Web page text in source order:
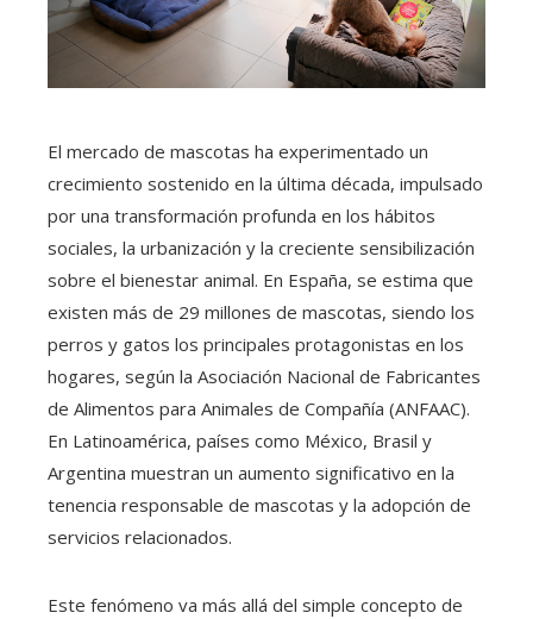
El mercado de mascotas ha experimentado un
crecimiento sostenido en la última década, impulsado
por una transformación profunda en los hábitos
sociales, la urbanización y la creciente sensibilización
sobre el bienestar animal. En España, se estima que
existen más de 29 millones de mascotas, siendo los
perros y gatos los principales protagonistas en los
hogares, según la Asociación Nacional de Fabricantes
de Alimentos para Animales de Compañía (ANFAAC).
En Latinoamérica, países como México, Brasil y
Argentina muestran un aumento significativo en la
tenencia responsable de mascotas y la adopción de
servicios relacionados.
Este fenómeno va más allá del simple concepto de